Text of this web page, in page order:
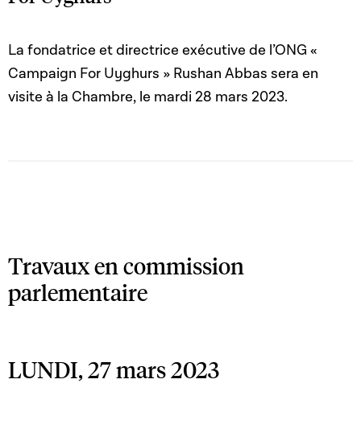
La fondatrice et directrice exécutive de l’ONG «
Campaign For Uyghurs » Rushan Abbas sera en
visite à la Chambre, le mardi 28 mars 2023.
Travaux en commission
parlementaire
LUNDI, 27 mars 2023